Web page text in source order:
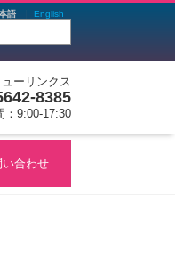
語 English
ーリンクス
8385
：9:00-17:30
い合わせ